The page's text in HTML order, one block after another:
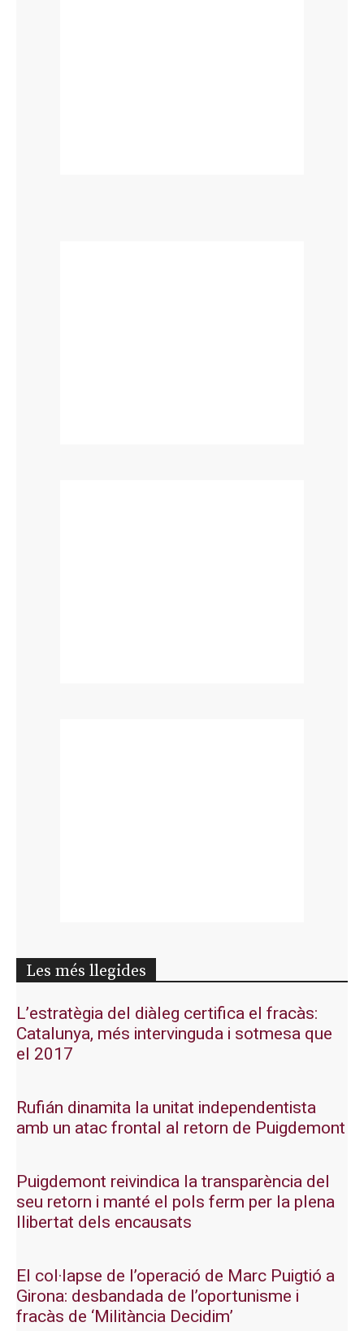
Les més llegides
L’estratègia del diàleg certifica el fracàs:
Catalunya, més intervinguda i sotmesa que
el 2017
Rufián dinamita la unitat independentista
amb un atac frontal al retorn de Puigdemont
Puigdemont reivindica la transparència del
seu retorn i manté el pols ferm per la plena
llibertat dels encausats
El col·lapse de l’operació de Marc Puigtió a
Girona: desbandada de l’oportunisme i
fracàs de ‘Militància Decidim’